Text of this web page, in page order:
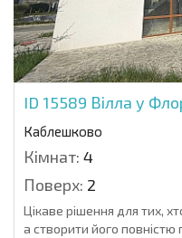
ID 15589 Вілла у
Каблешково
Кімнат: 4
Поверх: 2
Цікаве рішення для тих,
а створити його повністю